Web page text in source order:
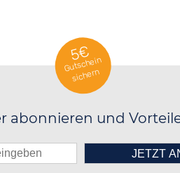
5€
Gutschein
sichern
abonnieren und